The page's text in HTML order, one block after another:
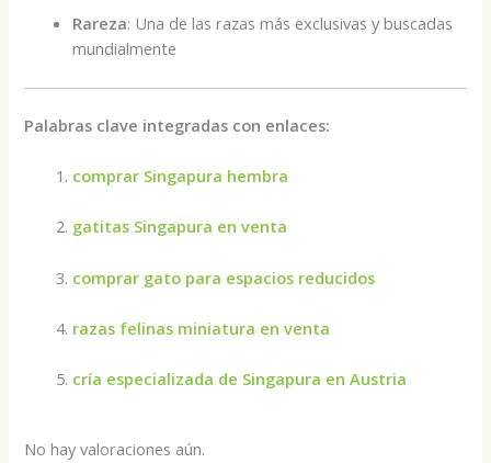
Rareza: Una de las razas más exclusivas y buscadas
mundialmente
Palabras clave integradas con enlaces:
comprar Singapura hembra
gatitas Singapura en venta
comprar gato para espacios reducidos
razas felinas miniatura en venta
cría especializada de Singapura en Austria
No hay valoraciones aún.